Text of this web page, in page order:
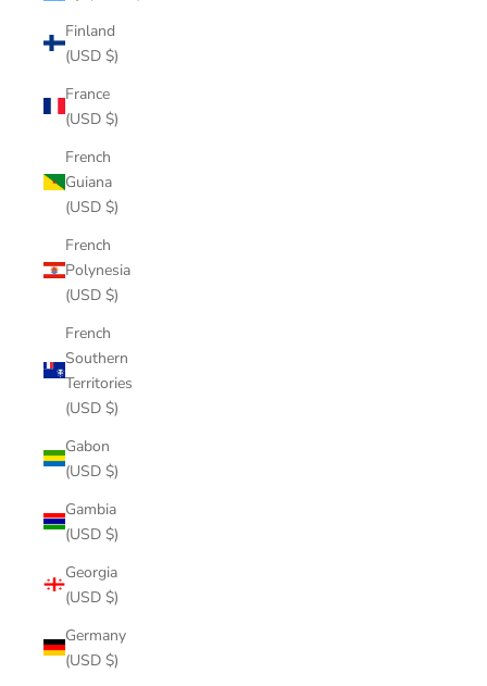
Finland
(USD $)
France
(USD $)
French
Guiana
(USD $)
French
Polynesia
(USD $)
French
Southern
Territories
(USD $)
Gabon
(USD $)
Gambia
(USD $)
Georgia
(USD $)
Germany
(USD $)